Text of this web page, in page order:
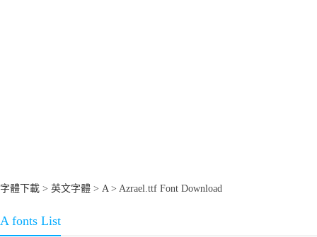
字體下載 > 英文字體 > A> Azrael.ttf Font Download
A fonts List